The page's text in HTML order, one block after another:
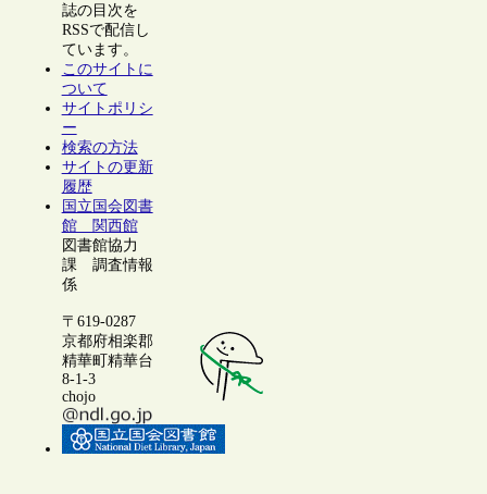
誌の目次を
RSSで配信し
ています。
このサイトに
ついて
サイトポリシ
ー
検索の方法
サイトの更新
履歴
国立国会図書
館 関西館
図書館協力
課 調査情報
係
〒619-0287
京都府相楽郡
精華町精華台
8-1-3
chojo